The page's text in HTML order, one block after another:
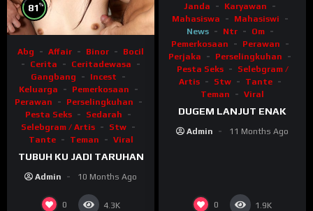
81 %
Abg Affair Binor
Bocil
Cerita
Ceritadewasa
Gangbang
Incest
Keluarga
Pemerkosaan
Perawan
Perselingkuhan
Pesta Seks
Sedarah
Selebgram / Artis
Stw
Tante
Teman Viral
TUBUH KU JADI TARUHAN
Admin 10 Months Ago
0 4.3K
Janda
Karyawan
Mahasiswa
Mahasiswi
News
Ntr
Om
Pemerkosaan
Perawan
Perjaka
Perselingkuhan
Pesta Seks
Selebgram /
Artis
Stw
Tante
Teman
Viral
DUGEM LANJUT ENAK
Admin 11 Months Ago
0 1.9K